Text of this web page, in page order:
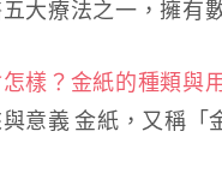
大療法之一，擁有
樣？金紙的種類與
意義 金紙，又稱「